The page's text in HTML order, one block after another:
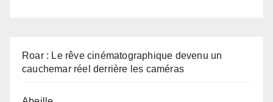
Roar : Le rêve cinématographique devenu un
cauchemar réel derrière les caméras